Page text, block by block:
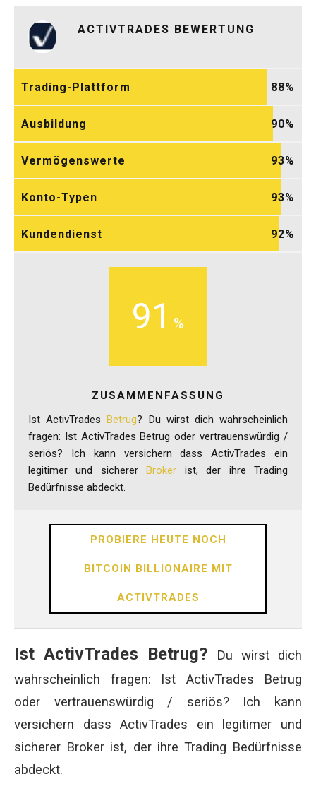
ACTIVTRADES BEWERTUNG
Trading-Plattform 88
Ausbildung 90
Vermögenswerte 93
Konto-Typen 93
Kundendienst 92
91
ZUSAMMENFASSUNG
Ist ActivTradesBetrug? Du wirst dich wahrscheinlich
fragen: Ist ActivTrades Betrug oder vertrauenswürdig /
seriös? Ich kann versichern dass ActivTrades ein
legitimer und sichererBroker ist, der ihre Trading
Bedürfnisse abdeckt.
PROBIERE HEUTE NOCH
BITCOIN BILLIONAIRE MIT
ACTIVTRADES
Ist ActivTrades Betrug?
Du wirst dich
wahrscheinlich fragen: Ist ActivTrades Betrug
oder vertrauenswürdig / seriös? Ich kann
versichern dass ActivTrades ein legitimer und
sicherer Broker ist, der ihre Trading Bedürfnisse
abdeckt.